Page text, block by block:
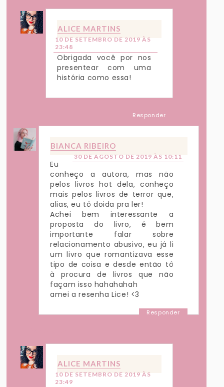
ALICE MARTINS
10 DE SETEMBRO DE 2019 ÀS
23:48
Obrigada você por nos
presentear com uma
história como essa!
Responder
BIANCA RIBEIRO
30 DE AGOSTO DE 2019 ÀS 10:11
Eu
conheço a autora, mas não
pelos livros hot dela, conheço
mais pelos livros de terror que,
alias, eu tô doida pra ler!
Achei bem interessante a
proposta do livro, é bem
importante falar sobre
relacionamento abusivo, eu já li
um livro que romantizava esse
tipo de coisa e desde então tô
à procura de livros que não
façam isso hahahahah
amei a resenha Lice! <3
Responder
ALICE MARTINS
10 DE SETEMBRO DE 2019 ÀS
23:49